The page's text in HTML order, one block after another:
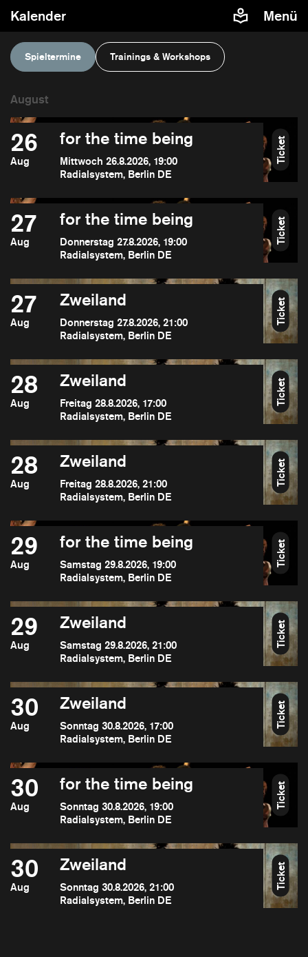
Kalender Menü
Spieltermine Trainings & Workshops
26
Aug
for the time being
Mittwoch 26.8.2026, 19:00
Radialsystem, Berlin DE
Ticket
27
Aug
for the time being
Donnerstag 27.8.2026, 19:00
Radialsystem, Berlin DE
Ticket
27
Aug
Zweiland
Donnerstag 27.8.2026, 21:00
Radialsystem, Berlin DE
Ticket
28
Aug
Zweiland
Freitag 28.8.2026, 17:00
Radialsystem, Berlin DE
Ticket
28
Aug
Zweiland
Freitag 28.8.2026, 21:00
Radialsystem, Berlin DE
Ticket
29
Aug
for the time being
Samstag 29.8.2026, 19:00
Radialsystem, Berlin DE
Ticket
29
Aug
Zweiland
Samstag 29.8.2026, 21:00
Radialsystem, Berlin DE
Ticket
30
Aug
Zweiland
Sonntag 30.8.2026, 17:00
Radialsystem, Berlin DE
Ticket
30
Aug
for the time being
Sonntag 30.8.2026, 19:00
Radialsystem, Berlin DE
Ticket
30
Aug
Zweiland
Sonntag 30.8.2026, 21:00
Radialsystem, Berlin DE
Ticket